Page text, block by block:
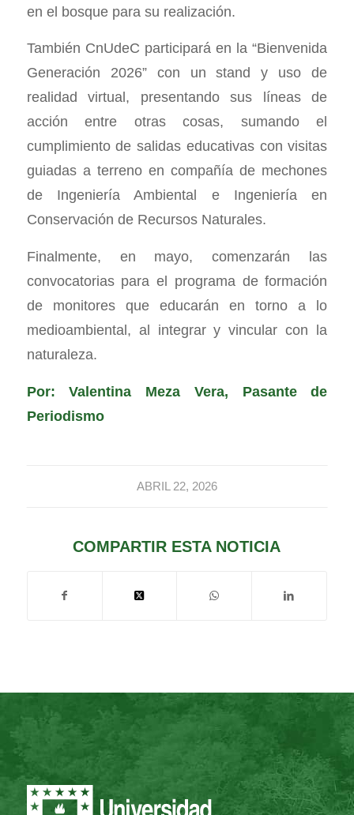
en el bosque para su realización.
También CnUdeC participará en la “Bienvenida
Generación 2026” con un stand y uso de
realidad virtual, presentando sus líneas de
acción entre otras cosas, sumando el
cumplimiento de salidas educativas con visitas
guiadas a terreno en compañía de mechones
de Ingeniería Ambiental e Ingeniería en
Conservación de Recursos Naturales.
Finalmente, en mayo, comenzarán las
convocatorias para el programa de formación
de monitores que educarán en torno a lo
medioambiental, al integrar y vincular con la
naturaleza.
Por: Valentina Meza Vera, Pasante de
Periodismo
ABRIL 22, 2026
COMPARTIR ESTA NOTICIA